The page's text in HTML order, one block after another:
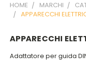
HOME MARCHI
APPARECCHI
APPARECCHI
Adattatore per guida